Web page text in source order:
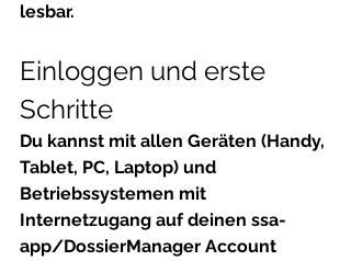
lesbar.
Einloggen und erste
Schritte
Du kannst mit allen Geräten (Handy,
Tablet, PC, Laptop) und
Betriebssystemen mit
Internetzugang auf deinen ssa-
app/DossierManager Account